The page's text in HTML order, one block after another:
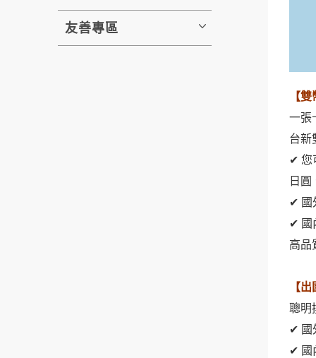
友善專區
【
一張
台新
✔ 您
日
✔ 國
✔ 國
高品
【
聰明
✔ 國
✔ 國